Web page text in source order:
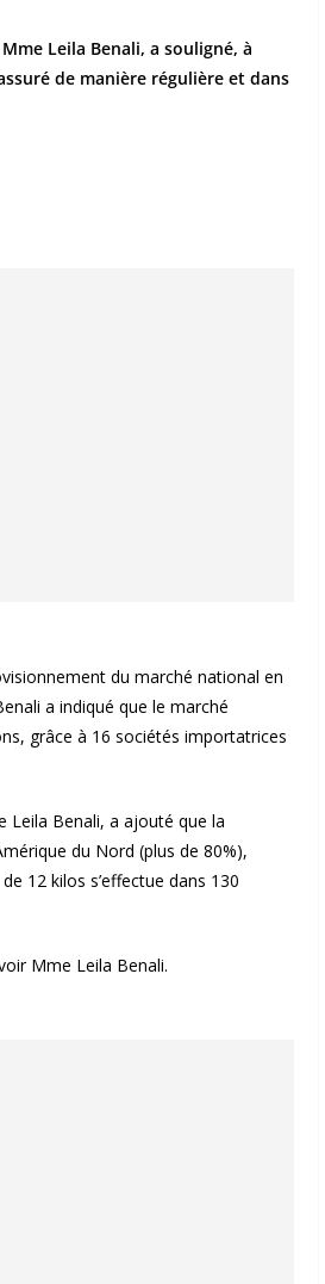
Leila Benali, a souligné, à
de manière régulière et dans
du marché national en
a indiqué que le marché
grâce à 16 sociétés importatrices
Leila Benali, a ajouté que la
du Nord (plus de 80%),
12 kilos s’effectue dans 130
Mme Leila Benali.